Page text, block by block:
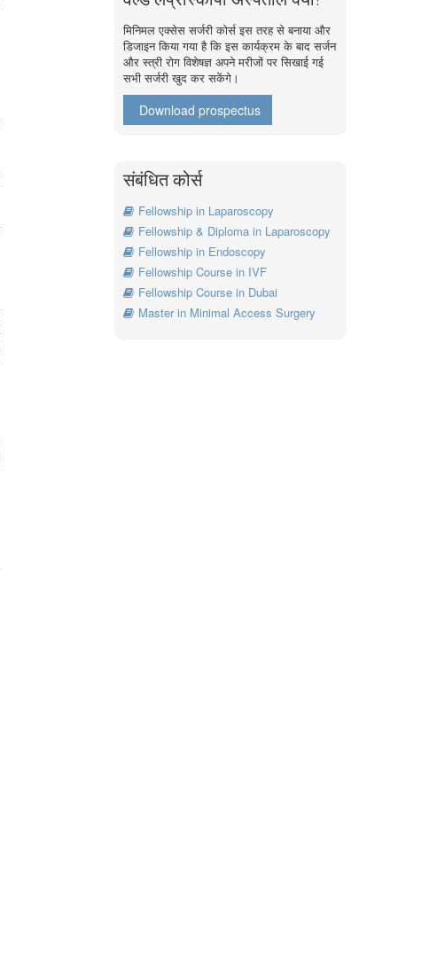
मिनिमल एक्सेस सर्जरी कोर्स इस तरह से बनाया और
डिजाइन किया गया है कि इस कार्यक्रम के बाद सर्जन
और स्त्री रोग विशेषज्ञ अपने मरीजों पर सिखाई गई
सभी सर्जरी खुद कर सकेंगे।
Download prospectus
संबंधित कोर्स
Fellowship in Laparoscopy
Fellowship & Diploma in Laparoscopy
Fellowship in Endoscopy
Fellowship Course in IVF
Fellowship Course in Dubai
Master in Minimal Access Surgery